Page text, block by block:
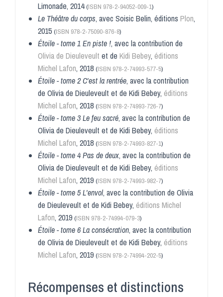
Limonade, 2014(ISBN 978-2-94052-009-1)
Le Théâtre du corps, avec Soisic Belin, éditions Plon,
2015 (ISBN 978-2-75090-876-8)
Étoile - tome 1 En piste !, avec la contribution de
Olivia de Dieuleveult et de Kidi Bebey, éditions
Michel Lafon, 2018 (ISBN 978-2-74993-577-5)
Étoile - tome 2 C'est la rentrée, avec la contribution
de Olivia de Dieuleveult et de Kidi Bebey, éditions
Michel Lafon, 2018 (ISBN 978-2-74993-726-7)
Étoile - tome 3 Le feu sacré, avec la contribution de
Olivia de Dieuleveult et de Kidi Bebey, éditions
Michel Lafon, 2018 (ISBN 978-2-74993-827-1)
Étoile - tome 4 Pas de deux, avec la contribution de
Olivia de Dieuleveult et de Kidi Bebey, éditions
Michel Lafon, 2019 (ISBN 978-2-74993-982-7)
Étoile - tome 5 L'envol, avec la contribution de Olivia
de Dieuleveult et de Kidi Bebey, éditions Michel
Lafon, 2019 (ISBN 978-2-74994-079-3)
Étoile - tome 6 La consécration, avec la contribution
de Olivia de Dieuleveult et de Kidi Bebey, éditions
Michel Lafon, 2019 (ISBN 978-2-74994-202-5)
Récompenses et distinctions